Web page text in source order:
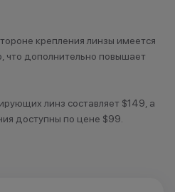
крепления линзы имеется
что дополнительно повышает
линз составляет $149, а
доступны по цене $99.